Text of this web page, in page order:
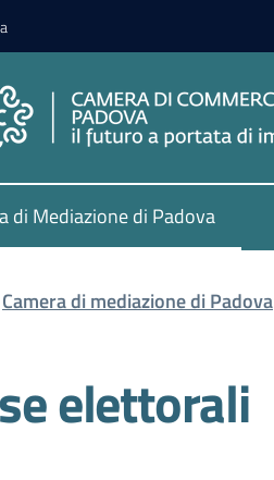
di Mediazione di Padova
Camera di mediazione di Padova
elettorali